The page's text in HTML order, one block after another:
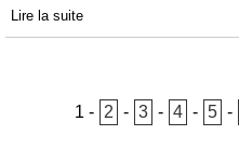
Lire la suite
1 - 2 - 3 - 4 - 5 -